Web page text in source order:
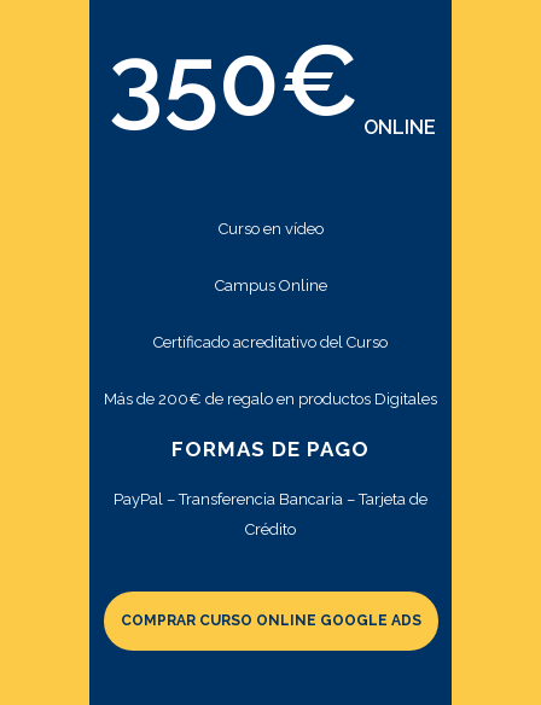
350€ ONLINE
Curso en vídeo
Campus Online
Certificado acreditativo del Curso
Más de 200€ de regalo en productos Digitales
FORMAS DE PAGO
PayPal – Transferencia Bancaria – Tarjeta de
Crédito
COMPRAR CURSO ONLINE GOOGLE ADS